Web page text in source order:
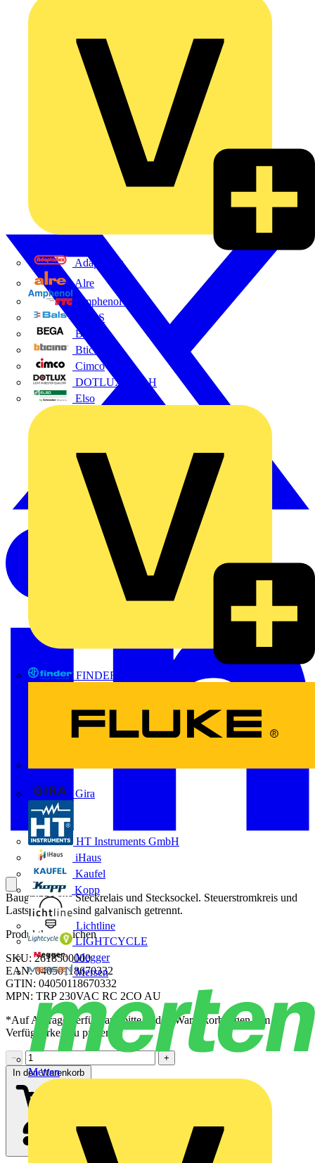
Adaptaflex
Alre
Amphenol FTG
BALS
Bega
Bticino
Cimco
DOTLUX GmbH
Elso
FINDER
Gira
HT Instruments GmbH
iHaus
Kaufel
Kopp
Lichtline
LIGHTCYCLE
Megger
Mersen
Merten
Baugruppe aus Steckrelais und Stecksockel. Steuerstromkreis und
Laststromkreis sind galvanisch getrennt.
Produktkennzeichen
SKU: 2618500000
EAN: 04050118670332
GTIN: 04050118670332
MPN: TRP 230VAC RC 2CO AU
*Auf Anfrage verfügbar - bitte in den Warenkorb legen, um
Verfügbarkeit zu prüfen
−
+
In den Warenkorb